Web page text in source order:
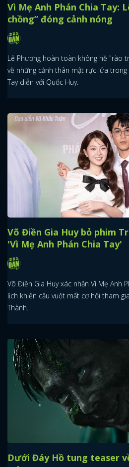
Vì Mẹ Anh Phán Chia Tay:
chồng” đóng cảnh nóng
Lê Phương hoàn toàn không hề "rào
về những cảnh thân mật rực lửa trong
Tay diễn với Quốc Huy.
Võ Điền Gia Huy bỏ phim
'Vì Mẹ Anh Phán Chia Tay'
Võ Điền Gia Huy xác nhận Vì Mẹ Anh
lịch khiến cậu vuột mất cơ hội tham
Thành.
Dưới Đáy Hồ tung teaser